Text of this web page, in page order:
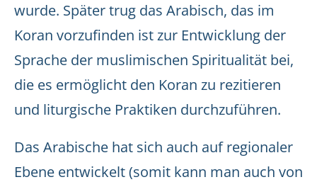
wurde. Später trug das Arabisch, das im
Koran vorzufinden ist zur Entwicklung der
Sprache der muslimischen Spiritualität bei,
die es ermöglicht den Koran zu rezitieren
und liturgische Praktiken durchzuführen.
Das Arabische hat sich auch auf regionaler
Ebene entwickelt (somit kann man auch von